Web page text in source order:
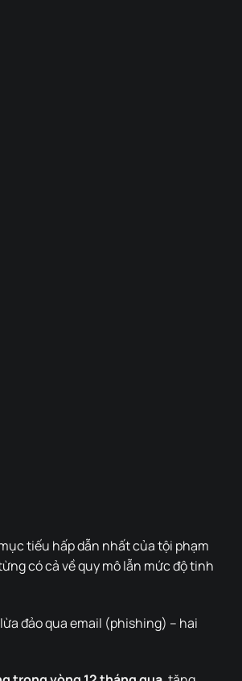
tiếu hấp dẫn nhất của tội phạm
có cả về quy mô lẫn mức độ tinh
đảo qua email (phishing) – hai